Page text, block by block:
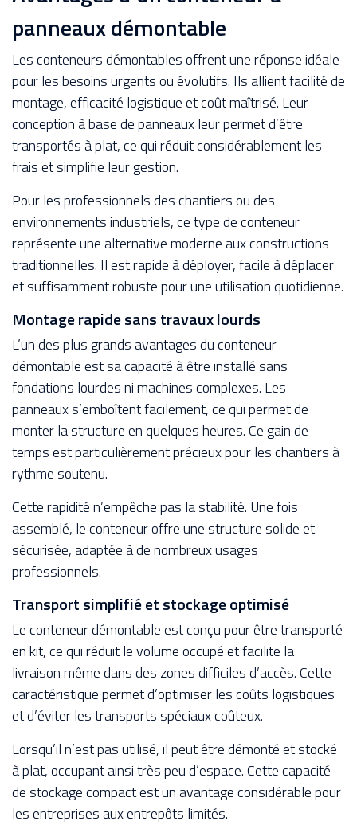
panneaux démontable
Les conteneurs démontables offrent une réponse idéale
pour les besoins urgents ou évolutifs. Ils allient facilité de
montage, efficacité logistique et coût maîtrisé. Leur
conception à base de panneaux leur permet d’être
transportés à plat, ce qui réduit considérablement les
frais et simplifie leur gestion.
Pour les professionnels des chantiers ou des
environnements industriels, ce type de conteneur
représente une alternative moderne aux constructions
traditionnelles. Il est rapide à déployer, facile à déplacer
et suffisamment robuste pour une utilisation quotidienne.
Montage rapide sans travaux lourds
L’un des plus grands avantages du conteneur
démontable est sa capacité à être installé sans
fondations lourdes ni machines complexes. Les
panneaux s’emboîtent facilement, ce qui permet de
monter la structure en quelques heures. Ce gain de
temps est particulièrement précieux pour les chantiers à
rythme soutenu.
Cette rapidité n’empêche pas la stabilité. Une fois
assemblé, le conteneur offre une structure solide et
sécurisée, adaptée à de nombreux usages
professionnels.
Transport simplifié et stockage optimisé
Le conteneur démontable est conçu pour être transporté
en kit, ce qui réduit le volume occupé et facilite la
livraison même dans des zones difficiles d’accès. Cette
caractéristique permet d’optimiser les coûts logistiques
et d’éviter les transports spéciaux coûteux.
Lorsqu’il n’est pas utilisé, il peut être démonté et stocké
à plat, occupant ainsi très peu d’espace. Cette capacité
de stockage compact est un avantage considérable pour
les entreprises aux entrepôts limités.